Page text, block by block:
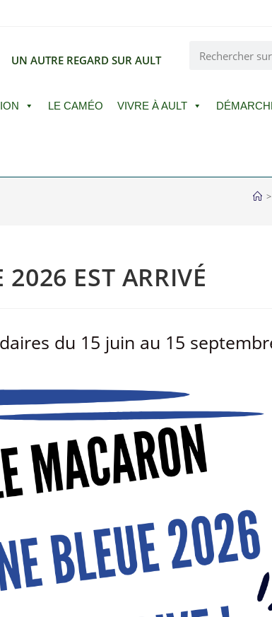
UN AUTRE REGARD SUR AULT
LE CAMÉO VIVRE À AULT
>
EST ARRIVÉ
du 15 juin au 15